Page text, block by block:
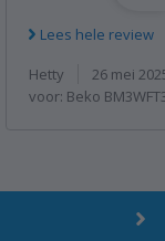
Lees hele review
Hetty
26 mei
voor: Beko